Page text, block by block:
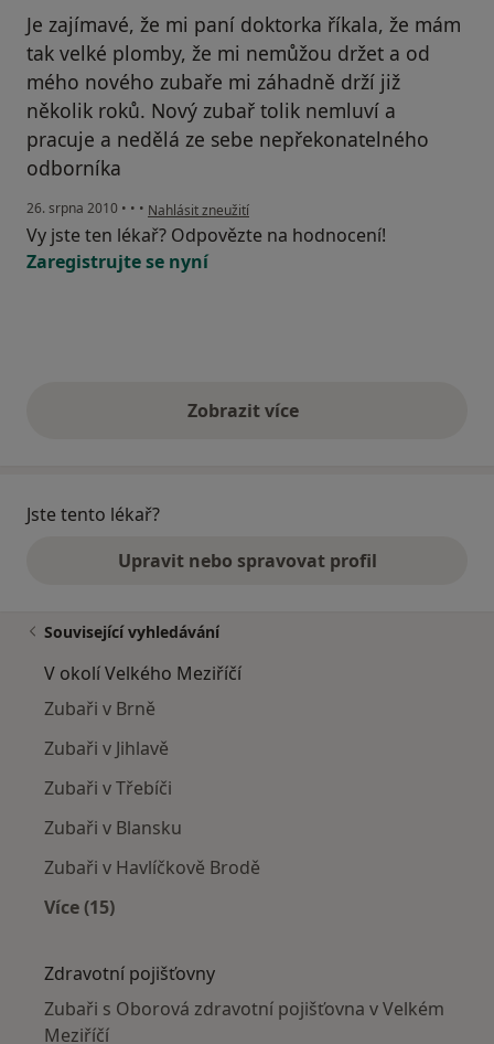
Je zajímavé, že mi paní doktorka říkala, že mám
tak velké plomby, že mi nemůžou držet a od
mého nového zubaře mi záhadně drží již
několik roků. Nový zubař tolik nemluví a
pracuje a nedělá ze sebe nepřekonatelného
odborníka
26. srpna 2010 • • • podle názoru uživatele Pacient
Nahlásit zneužití
Vy jste ten lékař? Odpovězte na hodnocení!
Zaregistrujte se nyní
Zobrazit vícevýše uvedené názory
Jste tento lékař?
Upravit nebo spravovat profil
Související vyhledávání
V okolí Velkého Meziříčí
Zubaři v Brně
Zubaři v Jihlavě
Zubaři v Třebíči
Zubaři v Blansku
Zubaři v Havlíčkově Brodě
Více (15)
Zdravotní pojišťovny
Zubaři s Oborová zdravotní pojišťovna v Velkém
Meziříčí